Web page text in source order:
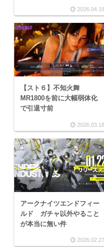
2026.04.19
【スト６】不知火舞
MR1800を前に大幅弱体化
で引退寸前
2026.03.18
アークナイツエンドフィー
ルド ガチャ以外やること
が本当に無い件
2026.02.27